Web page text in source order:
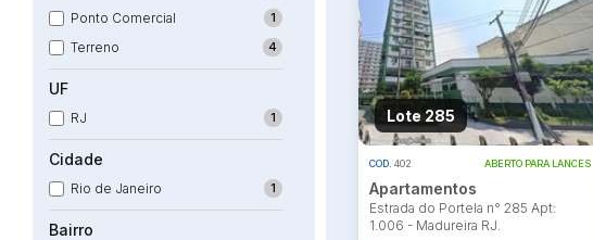
Ponto Comercial 1
Terreno 4
UF
RJ 1
Cidade
Rio de Janeiro 1
Bairro
Lote 285
COD. 402 ABERTO PARA LANCES
Apartamentos
Estrada do Portela n° 285 Apt:
1.006 - Madureira RJ.